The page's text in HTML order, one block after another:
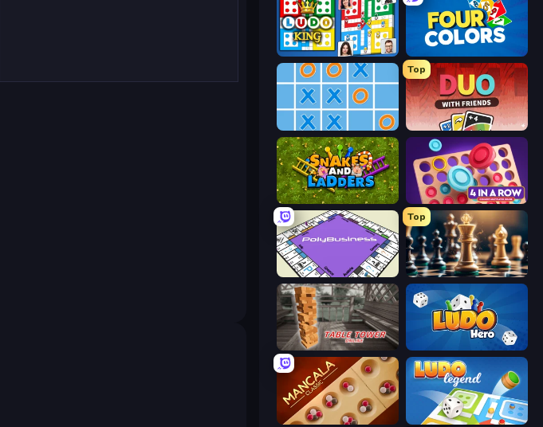
Ludo King
Morpion
Top
DUO With Friends
Serpents et échelles Connect 4 Online Multiplayer
PolyBusiness (Unofficial Monopoly)
Top
Chess Free
Table Tower Online
Mancala Classic Ludo Legend